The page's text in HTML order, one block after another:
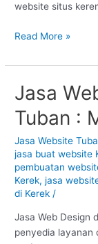
website situs
Read More »
Jasa
Tuban :
Jasa Website
jasa buat website
pembuatan
Kerek,jasa
di Kerek /
Jasa Web Design
penyedia layanan
Jasa
Web
Design
Kerek
–
Tuban
:
#1